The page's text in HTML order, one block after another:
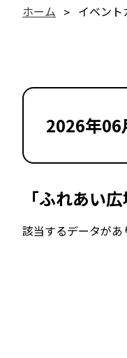
ホーム イベント
2026年06
「ふれあい
該当するデータがあ